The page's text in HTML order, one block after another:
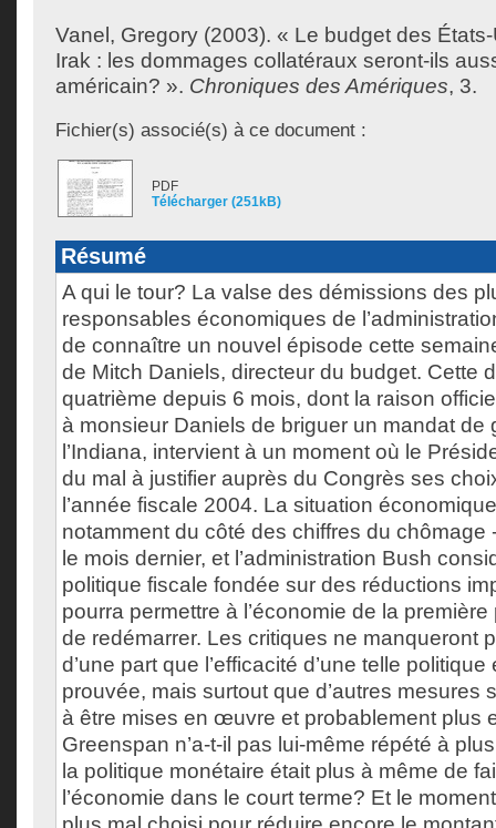
Vanel, Gregory (2003). « Le budget des
Irak : les dommages collatéraux seront-ils
américain? ». Chroniques des Amériques, 3.
Fichier(s) associé(s) à ce document :
PDF
Télécharger (251kB)
Résumé
A qui le tour? La valse des démissions des
responsables économiques de
de connaître un nouvel épisode cette
de Mitch Daniels, directeur du budget. Cette
quatrième depuis 6 mois, dont la raison
à monsieur Daniels de briguer un mandat de
l’Indiana, intervient à un moment où le
du mal à justifier auprès du Congrès ses
l’année fiscale 2004. La situation
notamment du côté des chiffres du chômage
le mois dernier, et l’administration Bush
politique fiscale fondée sur des réductions
pourra permettre à l’économie de la
de redémarrer. Les critiques ne manqueront
d’une part que l’efficacité d’une telle politique
prouvée, mais surtout que d’autres mesures
à être mises en œuvre et probablement plus
Greenspan n’a-t-il pas lui-même répété à
la politique monétaire était plus à même de
l’économie dans le court terme? Et le